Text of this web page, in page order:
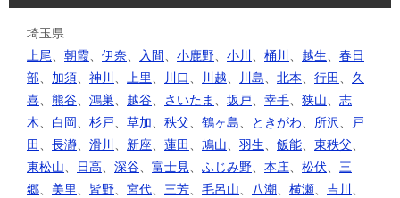
埼玉県
上尾
朝霞 伊奈 入間 小鹿野 小川 桶川 越生
春日
部
加須 神川 上里 川口 川越 川島 北本 行田
久
喜
熊谷 鴻巣 越谷 さいたま 坂戸 幸手 狭山
志
木
白岡 杉戸 草加 秩父 鶴ヶ島 ときがわ 所沢
戸
田
長瀞 滑川 新座 蓮田 鳩山 羽生 飯能 東秩父
東松山
日高 深谷 富士見 ふじみ野 本庄 松伏
三
郷
美里 皆野 宮代 三芳 毛呂山 八潮 横瀬 吉川